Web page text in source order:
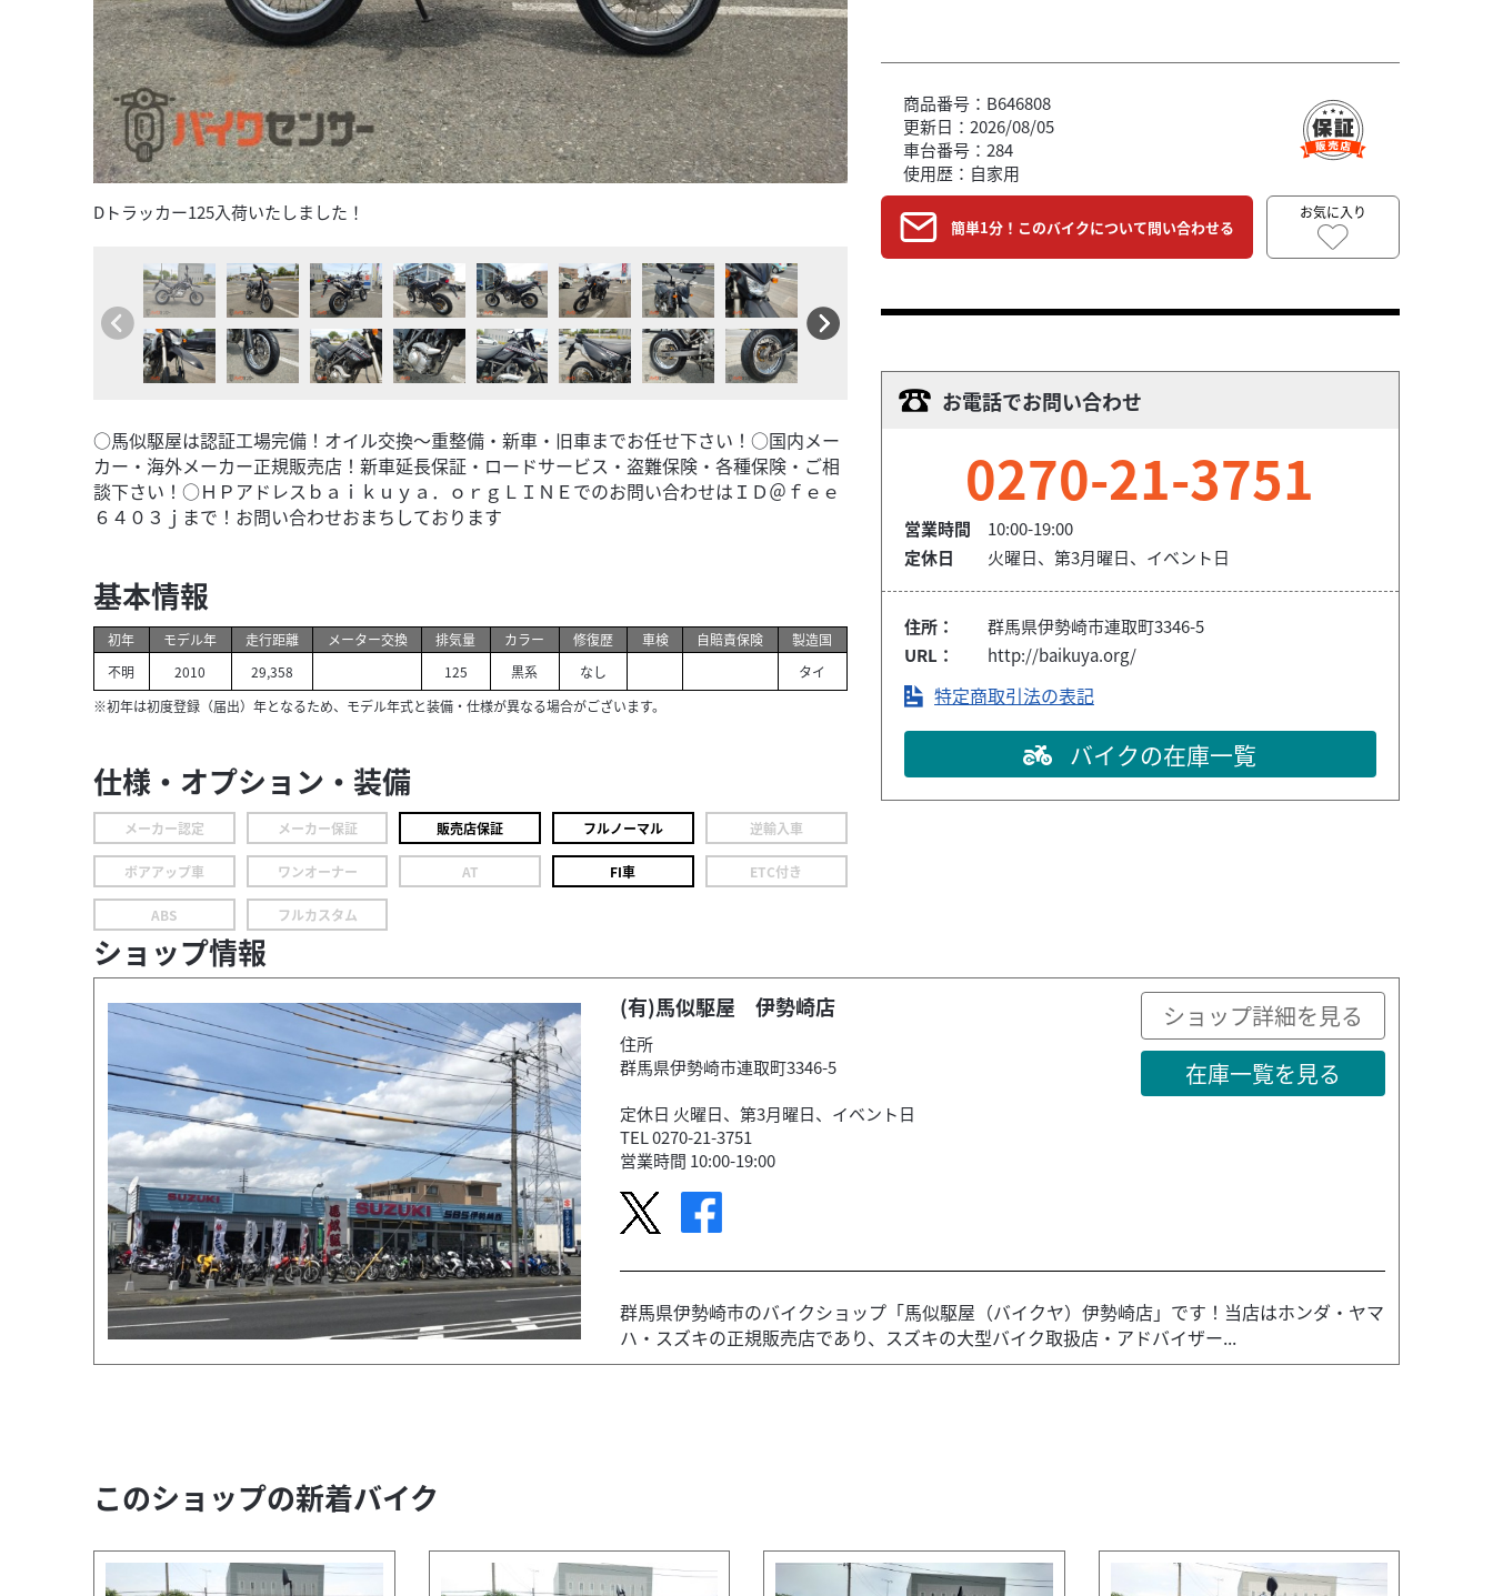
Dトラッカー125入荷いたしました！ 2010年モデル！
○馬似駆屋は認証工場完備！オイル交換～重整備・新車・旧車までお任せ下さい！○国内メー
カー・海外メーカー正規販売店！新車延長保証・ロードサービス・盗難保険・各種保険・ご相
談下さい！○ＨＰアドレスｂａｉｋｕｙａ．ｏｒｇＬＩＮＥでのお問い合わせはＩＤ＠ｆｅｅ
６４０３ｊまで！お問い合わせおまちしております
基本情報
初年
不明
モデル年
2010
走行距離
29,358
メーター交換
排気量
125
カラー
黒系
修復歴
なし
車検 自賠責保険
製造国
タイ
※初年は初度登録（届出）年となるため、モデル年式と装備・仕様が異なる場合がございます。
仕様・オプション・装備
メーカー認定 メーカー保証 販売店保証 フルノーマル 逆輸入車
ボアアップ車 ワンオーナー AT FI車 ETC付き
ABS フルカスタム
商品番号：B646808
更新日：2026/08/05
車台番号：284
使用歴：自家用
簡単1分！このバイクについて問い合わせる
お気に入り
お電話でお問い合わせ
0270-21-3751
営業時間
10:00-19:00
定休日
火曜日、第3月曜日、イベント日
住所：
群馬県伊勢崎市連取町3346-5
URL：
http://baikuya.org/
特定商取引法の表記
バイクの在庫一覧
ショップ情報
(有)馬似駆屋 伊勢崎店
住所
群馬県伊勢崎市連取町3346-5
定休日 火曜日、第3月曜日、イベント日
TEL 0270-21-3751
営業時間 10:00-19:00
ショップ詳細を見る
在庫一覧を見る
群馬県伊勢崎市のバイクショップ「馬似駆屋（バイクヤ）伊勢崎店」です！当店はホンダ・ヤマ
ハ・スズキの正規販売店であり、スズキの大型バイク取扱店・アドバイザー...
このショップの新着バイク